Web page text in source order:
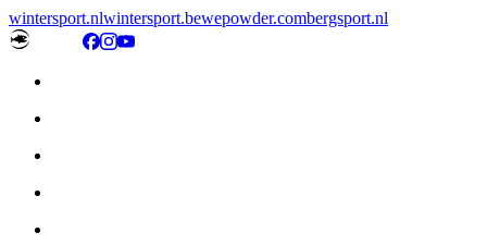
wintersport.nlwintersport.bewepowder.combergsport.nl